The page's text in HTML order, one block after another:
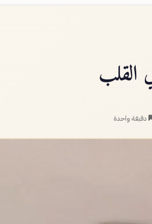
دقيقة واحدة